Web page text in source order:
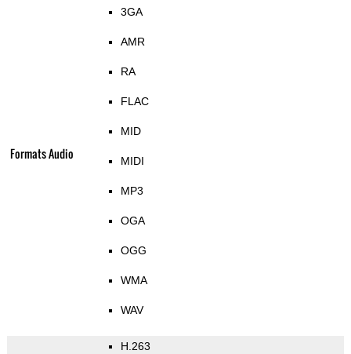
Formats Audio
3GA
AMR
RA
FLAC
MID
MIDI
MP3
OGA
OGG
WMA
WAV
H.263